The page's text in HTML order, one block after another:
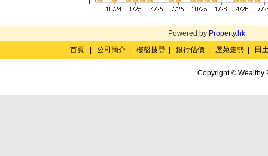
Powered by Property.hk
首頁 |公司簡介 |樓盤搜尋 |銀行估價 屋苑走勢 田
Copyright © Wealthy